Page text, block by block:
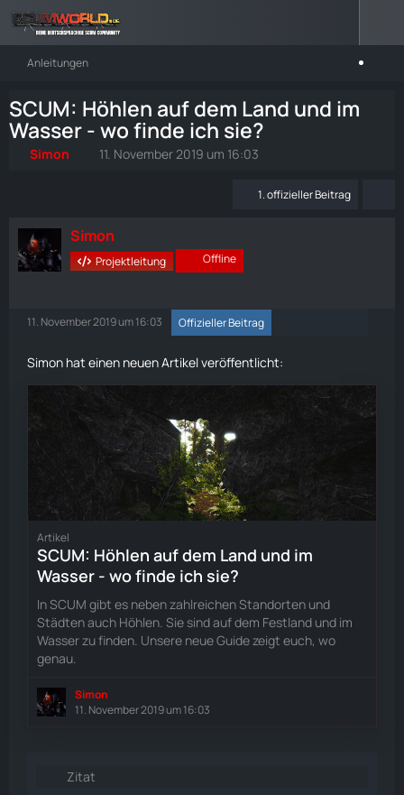
Anleitungen
SCUM: Höhlen auf dem Land und im
Wasser - wo finde ich sie?
Simon 11. November 2019 um 16:03
1. offizieller Beitrag
Simon
Projektleitung Offline
11. November 2019 um 16:03 Offizieller Beitrag
Simon hat einen neuen Artikel veröffentlicht:
Artikel
SCUM: Höhlen auf dem Land und im
Wasser - wo finde ich sie?
In SCUM gibt es neben zahlreichen Standorten und
Städten auch Höhlen. Sie sind auf dem Festland und im
Wasser zu finden. Unsere neue Guide zeigt euch, wo
genau.
Simon
11. November 2019 um 16:03
Zitat